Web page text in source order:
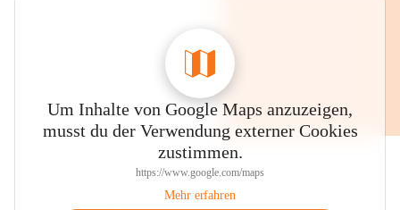
Um Inhalte von Google Maps anzuzeigen,
musst du der Verwendung externer Cookies
zustimmen.
https://www.google.com/maps
Mehr erfahren